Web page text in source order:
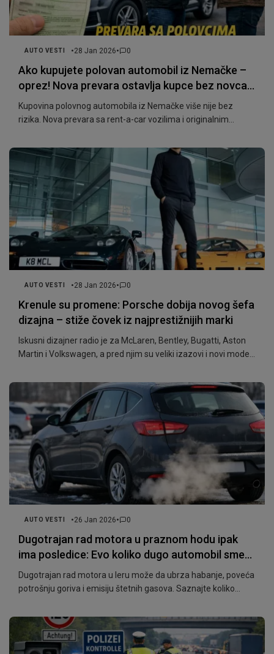
AUTO VESTI •28 Jan 2026• 0
Ako kupujete polovan automobil iz Nemačke –
oprez! Nova prevara ostavlja kupce bez novca i
vozila
Kupovina polovnog automobila iz Nemačke više nije bez
rizika. Nova prevara sa rent-a-car vozilima i originalnim
kako da na vreme prepoznate zamku.
AUTO VESTI •28 Jan 2026• 0
Krenule su promene: Porsche dobija novog šefa
dizajna – stiže čovek iz najprestižnijih marki
Iskusni dizajner radio je za McLaren, Bentley, Bugatti, Aston
Martin i Volkswagen, a pred njim su veliki izazovi i novi modeli
AUTO VESTI •26 Jan 2026• 0
Dugotrajan rad motora u praznom hodu ipak
ima posledice: Evo koliko dugo automobil sme
da radi u „leru“
Dugotrajan rad motora u leru može da ubrza habanje, poveća
potrošnju goriva i emisiju štetnih gasova. Saznajte koliko